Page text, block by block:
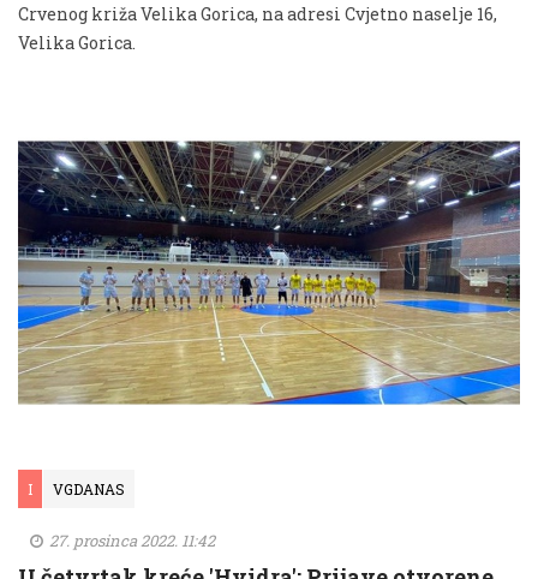
Crvenog križa Velika Gorica, na adresi Cvjetno naselje 16,
Velika Gorica.
I VGDANAS
27. prosinca 2022. 11:42